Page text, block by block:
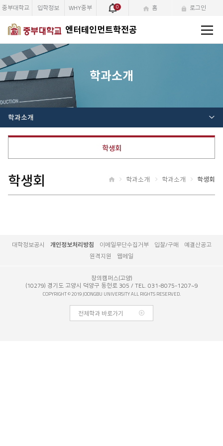
엔터테인먼트학전공
메
중부대학교 입학정보 WHY중부 0 홈 로그인
학과소개
학과소개
학생회
학생회 학과소개 학과소개 학생회
대학정보공시 개인정보처리방침 이메일무단수집거부 입찰/구매
예결산공고
원격지원
웹메일
전체학과 바로가기
창의캠퍼스(고양)
(10279) 경기도 고양시 덕양구 동헌로 305 TEL. 031-8075-1207~9
COPYRIGHT © 2019 JOONGBU UNIVERSITY ALL RIGHTS RESERVED.